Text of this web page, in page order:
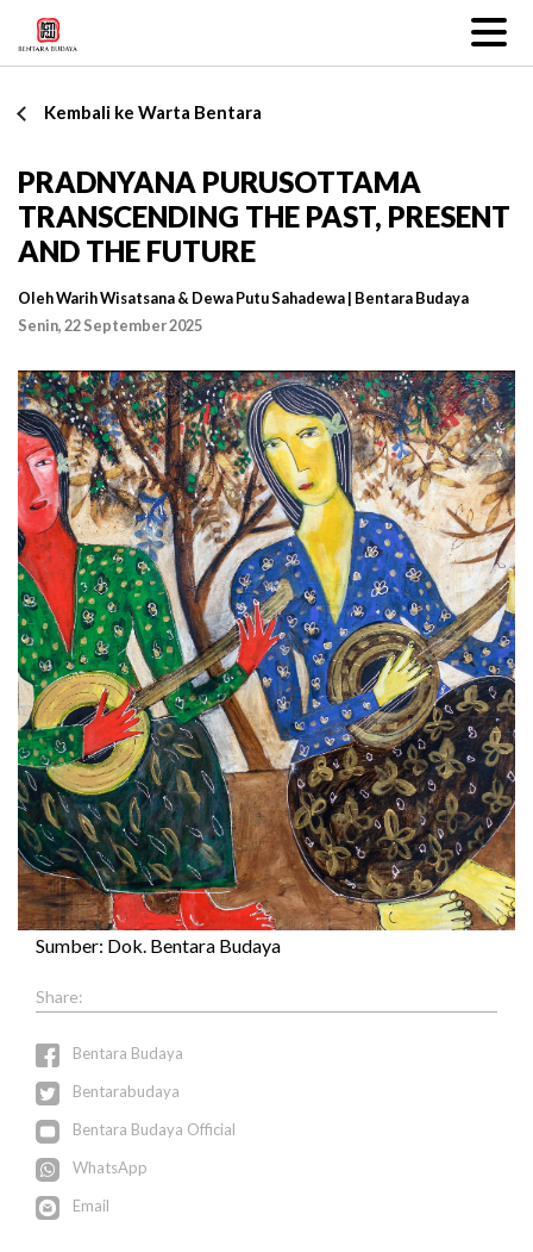
Kembali ke Warta Bentara
PRADNYANA PURUSOTTAMA
TRANSCENDING THE PAST, PRESENT
AND THE FUTURE
Oleh Warih Wisatsana & Dewa Putu Sahadewa | Bentara Budaya
Senin, 22 September 2025
Sumber: Dok. Bentara Budaya
Bentara Budaya
Bentarabudaya
Bentara Budaya Official
WhatsApp
Email